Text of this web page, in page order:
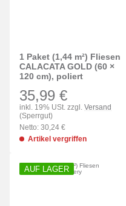
1 Paket (1,44 m²) Fliesen
CALACATA GOLD (60 ×
120 cm), poliert
35,99 €
inkl. 19% USt. zzgl. Versand
(Sperrgut)
Netto: 30,24 €
Artikel vergriffen
AUF LAGER